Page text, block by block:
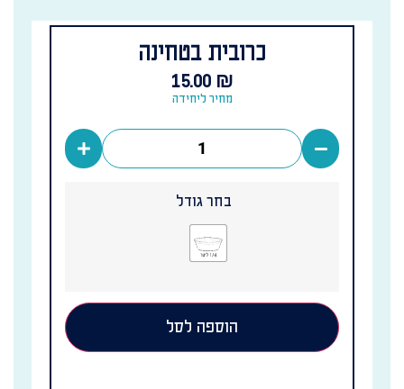
כרובית בטחינה
15.00 ₪
מחיר ליחידה
בחר גודל
הוספה לסל